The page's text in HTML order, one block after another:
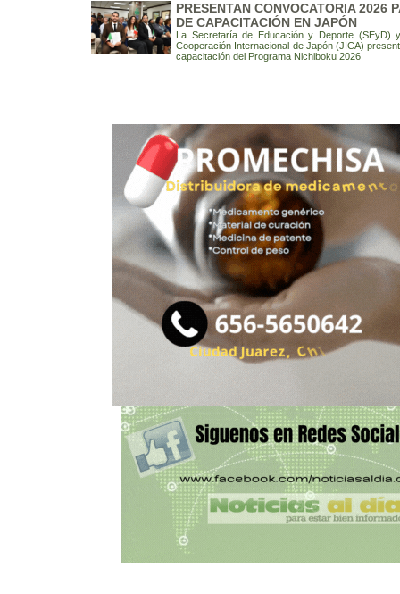
PRESENTAN CONVOCATORIA 2026
DE CAPACITACIÓN EN JAPÓN
La Secretaría de Educación y Deporte (SEyD)
Cooperación Internacional de Japón (JICA)
capacitación del Programa Nichiboku 2026